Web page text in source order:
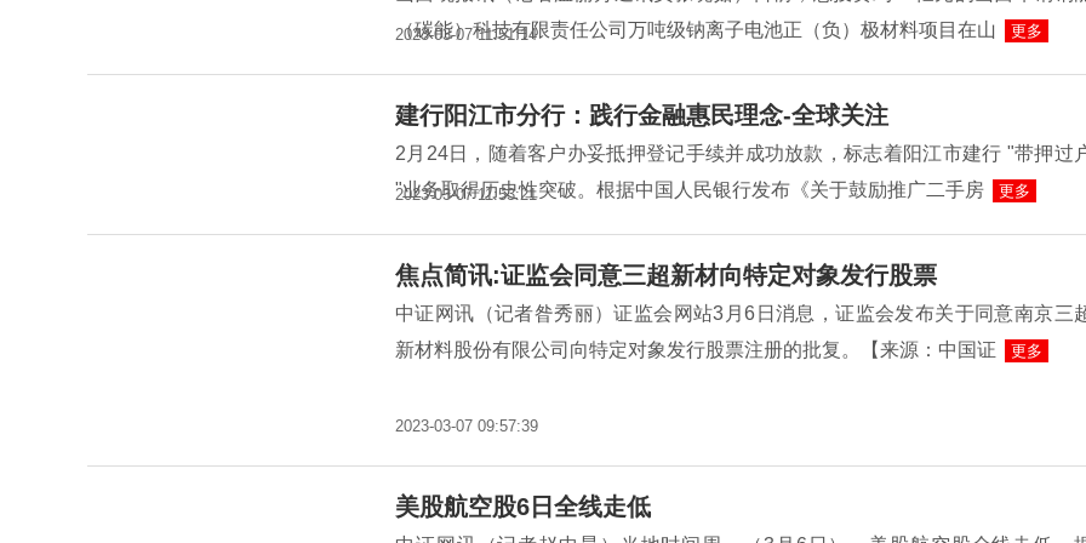
（碳能）科技有限责任公司万吨级钠离子电池正（负）极材料项目在山
更多
2023-03-07 11:51:14
建行阳江市分行：践行金融惠民理念-全球关注
2月24日，随着客户办妥抵押登记手续并成功放款，标志着阳江市建行 "带押过
"业务取得历史性突破。根据中国人民银行发布《关于鼓励推广二手房
更多
2023-03-07 11:53:21
焦点简讯:证监会同意三超新材向特定对象发行股票
中证网讯（记者昝秀丽）证监会网站3月6日消息，证监会发布关于同意南京三
新材料股份有限公司向特定对象发行股票注册的批复。【来源：中国证
更多
2023-03-07 09:57:39
美股航空股6日全线走低